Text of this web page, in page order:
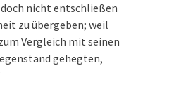
nicht entschließen
zu übergeben; weil
Vergleich mit seinen
gehegten,